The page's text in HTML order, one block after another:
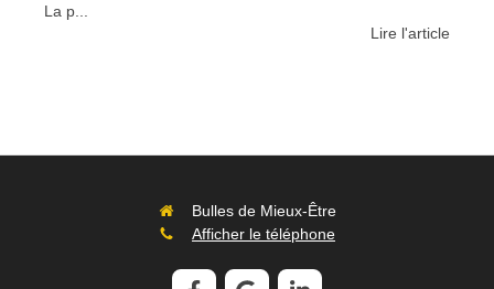
La p...
Lire l'article
Bulles de Mieux-Être
Afficher le téléphone